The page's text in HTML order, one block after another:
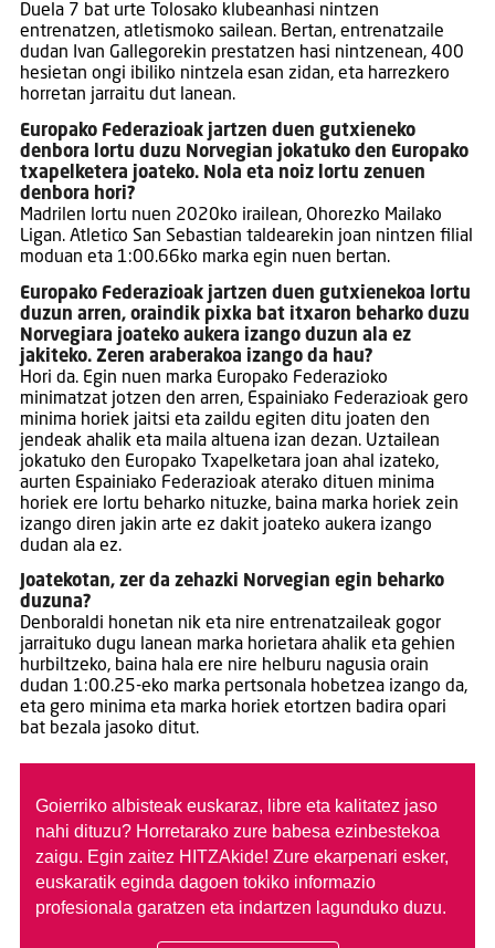
Duela 7 bat urte Tolosako klubeanhasi nintzen
entrenatzen, atletismoko sailean. Bertan, entrenatzaile
dudan Ivan Gallegorekin prestatzen hasi nintzenean, 400
hesietan ongi ibiliko nintzela esan zidan, eta harrezkero
horretan jarraitu dut lanean.
Europako Federazioak jartzen duen gutxieneko
denbora lortu duzu Norvegian jokatuko den Europako
txapelketera joateko. Nola eta noiz lortu zenuen
denbora hori?
Madrilen lortu nuen 2020ko irailean, Ohorezko Mailako
Ligan. Atletico San Sebastian taldearekin joan nintzen filial
moduan eta 1:00.66ko marka egin nuen bertan.
Europako Federazioak jartzen duen gutxienekoa lortu
duzun arren, oraindik pixka bat itxaron beharko duzu
Norvegiara joateko aukera izango duzun ala ez
jakiteko. Zeren araberakoa izango da hau?
Hori da. Egin nuen marka Europako Federazioko
minimatzat jotzen den arren, Espainiako Federazioak gero
minima horiek jaitsi eta zaildu egiten ditu joaten den
jendeak ahalik eta maila altuena izan dezan. Uztailean
jokatuko den Europako Txapelketara joan ahal izateko,
aurten Espainiako Federazioak aterako dituen minima
horiek ere lortu beharko nituzke, baina marka horiek zein
izango diren jakin arte ez dakit joateko aukera izango
dudan ala ez.
Joatekotan, zer da zehazki Norvegian egin beharko
duzuna?
Denboraldi honetan nik eta nire entrenatzaileak gogor
jarraituko dugu lanean marka horietara ahalik eta gehien
hurbiltzeko, baina hala ere nire helburu nagusia orain
dudan 1:00.25-eko marka pertsonala hobetzea izango da,
eta gero minima eta marka horiek etortzen badira opari
bat bezala jasoko ditut.
Goierriko albisteak euskaraz, libre eta kalitatez jaso
nahi dituzu? Horretarako zure babesa ezinbestekoa
zaigu. Egin zaitez HITZAkide! Zure ekarpenari esker,
euskaratik eginda dagoen tokiko informazio
profesionala garatzen eta indartzen lagunduko duzu.